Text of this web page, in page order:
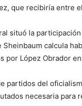
que recibiría entre
situó la
Sheinbaum calcula
por López Obrador
partidos del
necesaria